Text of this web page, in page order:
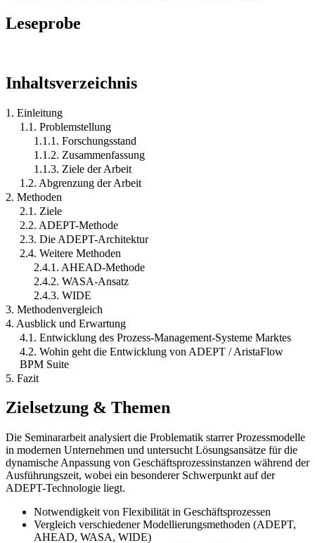
Leseprobe
Inhaltsverzeichnis
1. Einleitung
1.1. Problemstellung
1.1.1. Forschungsstand
1.1.2. Zusammenfassung
1.1.3. Ziele der Arbeit
1.2. Abgrenzung der Arbeit
2. Methoden
2.1. Ziele
2.2. ADEPT-Methode
2.3. Die ADEPT-Architektur
2.4. Weitere Methoden
2.4.1. AHEAD-Methode
2.4.2. WASA-Ansatz
2.4.3. WIDE
3. Methodenvergleich
4. Ausblick und Erwartung
4.1. Entwicklung des Prozess-Management-Systeme Marktes
4.2. Wohin geht die Entwicklung von ADEPT / AristaFlow
BPM Suite
5. Fazit
Zielsetzung & Themen
Die Seminararbeit analysiert die Problematik starrer Prozessmodelle
in modernen Unternehmen und untersucht Lösungsansätze für die
dynamische Anpassung von Geschäftsprozessinstanzen während der
Ausführungszeit, wobei ein besonderer Schwerpunkt auf der
ADEPT-Technologie liegt.
Notwendigkeit von Flexibilität in Geschäftsprozessen
Vergleich verschiedener Modellierungsmethoden (ADEPT,
AHEAD, WASA, WIDE)